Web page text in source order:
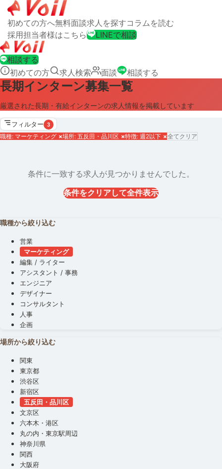
初めての方へ無料面談求人を探すコラムを読む
採用担当者様はこちら
LINEで相談
相談する
初めての方
求人検索 面談 相談する
長期インターン募集一覧
厳選された長期・有給インターンの求人情報を掲載しています
フィルター 3
職種: マーケティング ×場所: 五反田・品川区 ×特徴: 週2以下 ×全てクリア
条件に一致する求人が見つかりませんでした。
条件をクリアして全件表示
職種から絞り込む
営業
マーケティング
編集 / ライター
アシスタント / 事務
エンジニア
デザイナー
コンサルタント
人事
企画
場所から絞り込む
関東
東京都
渋谷区
新宿区
五反田・品川区
文京区
六本木・港区
丸の内・東京駅周辺
神奈川県
関西
大阪府